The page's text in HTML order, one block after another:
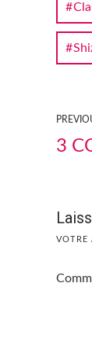
3
VOTRE